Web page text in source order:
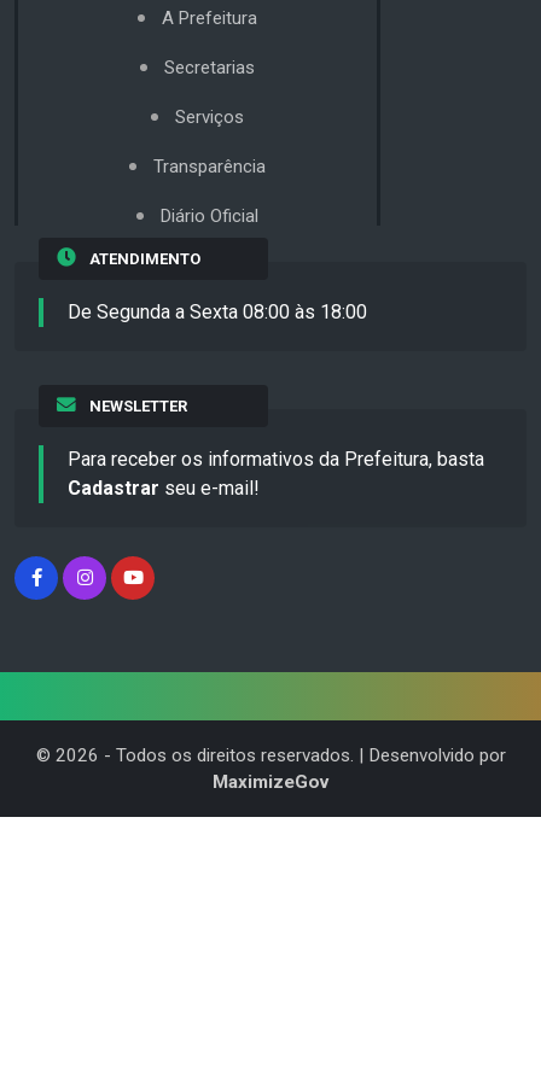
A Prefeitura
Secretarias
Serviços
Transparência
Diário Oficial
ATENDIMENTO
De Segunda a Sexta 08:00 às 18:00
NEWSLETTER
Para receber os informativos da Prefeitura, basta
Cadastrar seu e-mail!
© 2026 - Todos os direitos reservados. | Desenvolvido por
MaximizeGov